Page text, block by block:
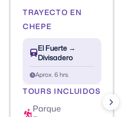
TRAYECTO EN
CHEPE
El Fuerte →
Divisadero
Aprox. 6 hrs.
TOURS INCLUIDOS
Parque